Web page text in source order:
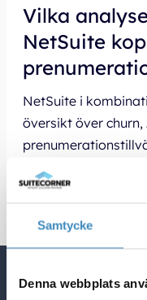
Samtycke
Denna webbplats
Vilka
NetSuite
NetSuite i
översikt över churn,
Detta ger
Quick Links